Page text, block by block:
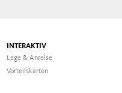
INTERAKTIV
Lage & Anreise
Vorteilskarten